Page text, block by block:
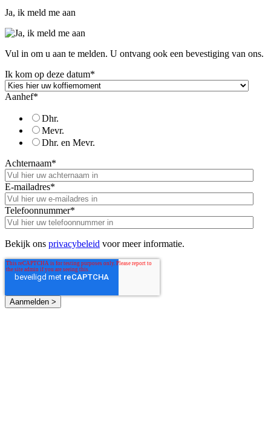
Ja, ik meld me aan
Vul in om u aan te melden. U ontvang ook een bevestiging van ons.
Ik kom op deze datum*
Aanhef*
Dhr.
Mevr.
Dhr. en Mevr.
Achternaam*
E-mailadres*
Telefoonnummer*
Bekijk ons privacybeleid voor meer informatie.